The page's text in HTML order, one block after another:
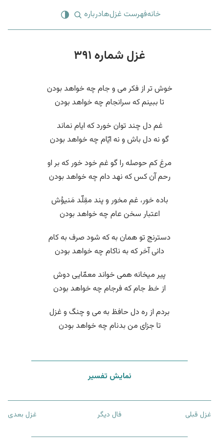
خانهفهرست غزل‌هادرباره
غزل شماره ۳۹۱
خوش تر از فکر می و جام چه خواهد بودن
تا ببینم که سرانجام چه خواهد بودن
غم دل چند توان خورد که ایام نماند
گو نه دل باش و نه ایّام چه خواهد بودن
مرغ کم حوصله را گو غم خود خور که بر او
رحم آن کس که نهد دام چه خواهد بودن
باده خور، غم مخور و پند مقِلّد مَنیوُش
اعتبار سخن عام چه خواهد بودن
دسترنج تو همان به که شود صرف به کام
دانی آخر که به ناکام چه خواهد بودن
پیر میخانه همی خواند معمّایی دوش
از خط جام که فرجام چه خواهد بودن
بردم از ره دل حافظ به می و چنگ و غزل
تا جزای من بدنام چه خواهد بودن
نمایش تفسیر
غزل قبلی فال دیگر غزل بعدی